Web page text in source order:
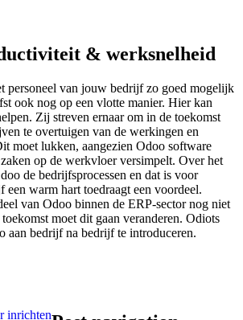
& werksnelheid
personeel van jouw bedrijf zo goed mogelijk
ook nog op een vlotte manier. Hier kan
Zij streven ernaar om in de toekomst
te overtuigen van de werkingen en
moet lukken, aangezien Odoo software
op de werkvloer versimpelt. Over het
de bedrijfsprocessen en dat is voor
een warm hart toedraagt een voordeel.
van Odoo binnen de ERP-sector nog niet
moet dit gaan veranderen. Odiots
aan bedrijf na bedrijf te introduceren.
inrichten